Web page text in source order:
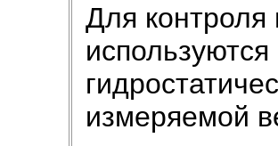
Для контроля
измеряемой